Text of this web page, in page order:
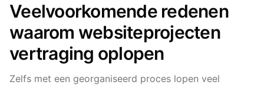
Veelvoorkomende redenen
waarom websiteprojecten
vertraging oplopen
Zelfs met een georganiseerd proces lopen veel